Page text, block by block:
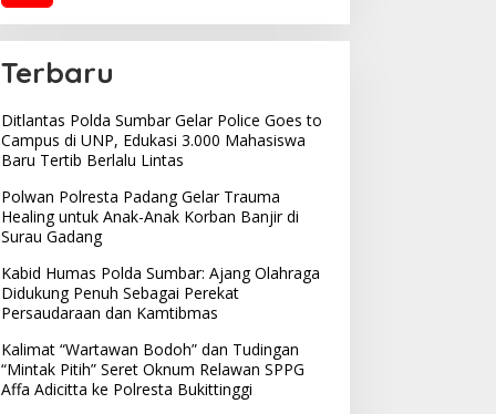
Terbaru
Ditlantas Polda Sumbar Gelar Police Goes to
Campus di UNP, Edukasi 3.000 Mahasiswa
Baru Tertib Berlalu Lintas
Polwan Polresta Padang Gelar Trauma
Healing untuk Anak-Anak Korban Banjir di
Surau Gadang
Kabid Humas Polda Sumbar: Ajang Olahraga
Didukung Penuh Sebagai Perekat
Persaudaraan dan Kamtibmas
Kalimat “Wartawan Bodoh” dan Tudingan
“Mintak Pitih” Seret Oknum Relawan SPPG
Affa Adicitta ke Polresta Bukittinggi